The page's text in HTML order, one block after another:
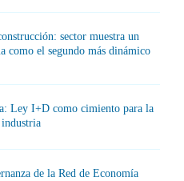
sector muestra un
como el segundo más dinámico
Ley I+D como cimiento para la
de la Red de Economía